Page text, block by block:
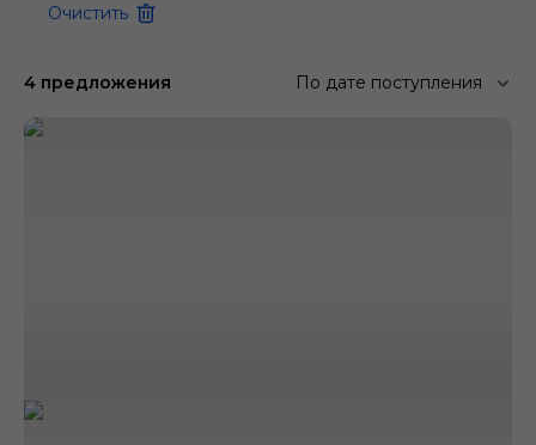
Очистить
4 предложения По дате поступления